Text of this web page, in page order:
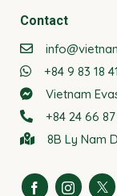
Contact
+84 9 83 18
Vietnam
+84 24 66
8B Ly Nam